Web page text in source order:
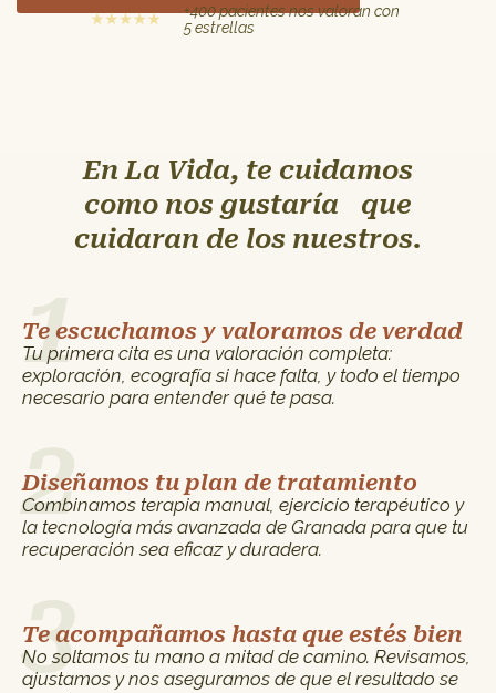
+400 pacientes nos valoran con
5 estrellas
En La Vida, te cuidamos
como nos gustaría que
cuidaran de los nuestros.
1
Te escuchamos y valoramos de verdad
Tu primera cita es una valoración completa:
exploración, ecografía si hace falta, y todo el tiempo
necesario para entender qué te pasa.
2
Diseñamos tu plan de tratamiento
Combinamos terapia manual, ejercicio terapéutico y
la tecnología más avanzada de Granada para que tu
recuperación sea eficaz y duradera.
3
Te acompañamos hasta que estés bien
No soltamos tu mano a mitad de camino. Revisamos,
ajustamos y nos aseguramos de que el resultado se